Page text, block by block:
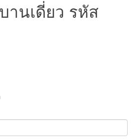
านเดี่ยว รหัส